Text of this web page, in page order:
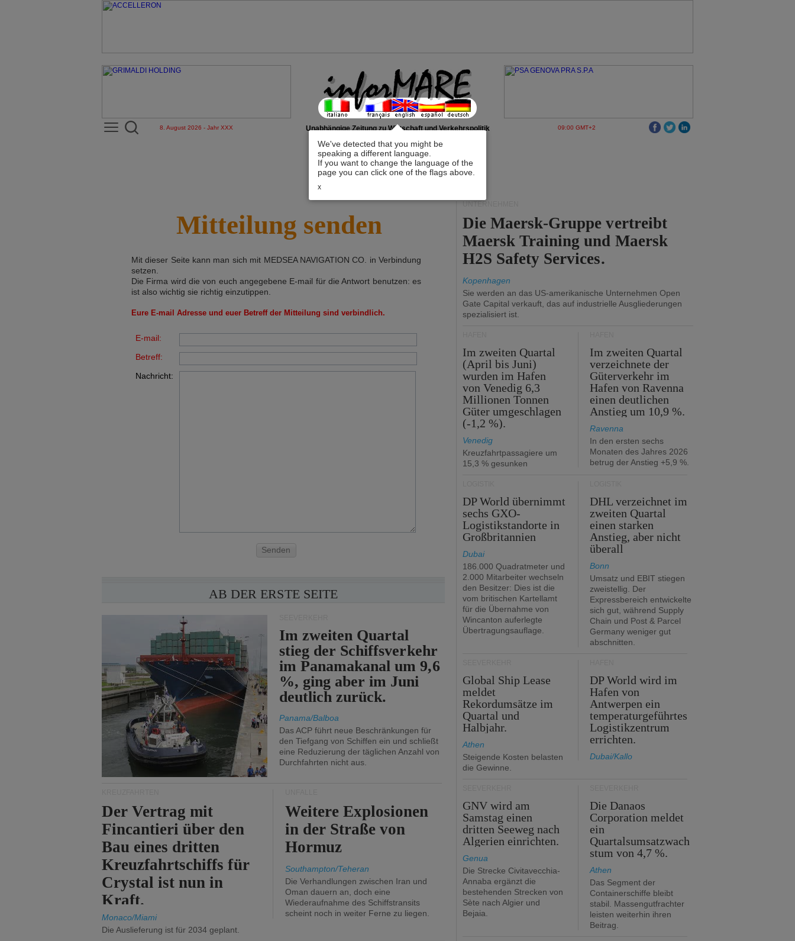
We've detected that you might be
speaking a different language.
If you want to change the language of the
page you can click one of the flags above.
x
8. August 2026 - Jahr XXX Unabhängige Zeitung zu Wirtschaft und Verkehrspolitik 09:00 GMT+2
Mitteilung senden
Mit dieser Seite kann man sich mit MEDSEA NAVIGATION CO.
in Verbindung
setzen.
Die Firma wird die von euch angegebene E-mail für die Antwort benutzen: es
ist also wichtig sie richtig einzutippen.
Eure E-mail Adresse und euer Betreff der Mitteilung sind verbindlich.
E-mail:
Betreff:
Nachricht:
Senden
AB DER ERSTE SEITE
Im zweiten Quartal
stieg der Schiffsverkehr
im Panamakanal um 9,6
%, ging aber im Juni
deutlich zurück.
Panama/Balboa
Das ACP führt neue Beschränkungen für
den Tiefgang von Schiffen ein und schließt
eine Reduzierung der täglichen Anzahl von
Durchfahrten nicht aus.
Der Vertrag mit
Fincantieri über den
Bau eines dritten
Kreuzfahrtschiffs für
Crystal ist nun in
Kraft.
Monaco/Miami
Die Auslieferung ist für 2034 geplant.
Weitere Explosionen
in der Straße von
Hormuz
Southampton/Teheran
Die Verhandlungen zwischen Iran und
Oman dauern an, doch eine
Wiederaufnahme des Schiffstransits
scheint noch in weiter Ferne zu liegen.
UNTERNEHMEN
Die Maersk-Gruppe vertreibt
Maersk Training und Maersk
H2S Safety Services.
Kopenhagen
Sie werden an das US-amerikanische Unternehmen Open
Gate Capital verkauft, das auf industrielle Ausgliederungen
spezialisiert ist.
Im zweiten Quartal
(April bis Juni)
wurden im Hafen
von Venedig 6,3
Millionen Tonnen
Güter umgeschlagen
(-1,2 %).
Venedig
Kreuzfahrtpassagiere um
15,3 % gesunken
Im zweiten Quartal
verzeichnete der
Güterverkehr im
Hafen von Ravenna
einen deutlichen
Anstieg um 10,9 %.
Ravenna
In den ersten sechs
Monaten des Jahres 2026
betrug der Anstieg +5,9 %.
DP World übernimmt
sechs GXO-
Logistikstandorte in
Großbritannien
Dubai
186.000 Quadratmeter und
2.000 Mitarbeiter wechseln
den Besitzer: Dies ist die
vom britischen Kartellamt
für die Übernahme von
Wincanton auferlegte
Übertragungsauflage.
DHL verzeichnet im
zweiten Quartal
einen starken
Anstieg, aber nicht
überall
Bonn
Umsatz und EBIT stiegen
zweistellig. Der
Expressbereich entwickelte
sich gut, während Supply
Chain und Post & Parcel
Germany weniger gut
abschnitten.
Global Ship Lease
meldet
Rekordumsätze im
Quartal und
Halbjahr.
Athen
Steigende Kosten belasten
die Gewinne.
DP World wird im
Hafen von
Antwerpen ein
temperaturgeführtes
Logistikzentrum
errichten.
Dubai/Kallo
GNV wird am
Samstag einen
dritten Seeweg nach
Algerien einrichten.
Genua
Die Strecke Civitavecchia-
Annaba ergänzt die
bestehenden Strecken von
Sète nach Algier und
Bejaia.
Die Danaos
Corporation meldet
ein
Quartalsumsatzwach
stum von 4,7 %.
Athen
Das Segment der
Containerschiffe bleibt
stabil. Massengutfrachter
leisten weiterhin ihren
Beitrag.